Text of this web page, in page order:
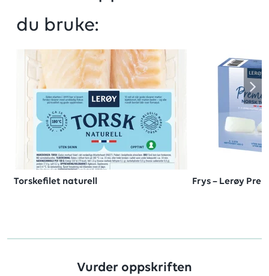
du bruke:
Torskefilet naturell Frys – Lerøy
Vurder oppskriften